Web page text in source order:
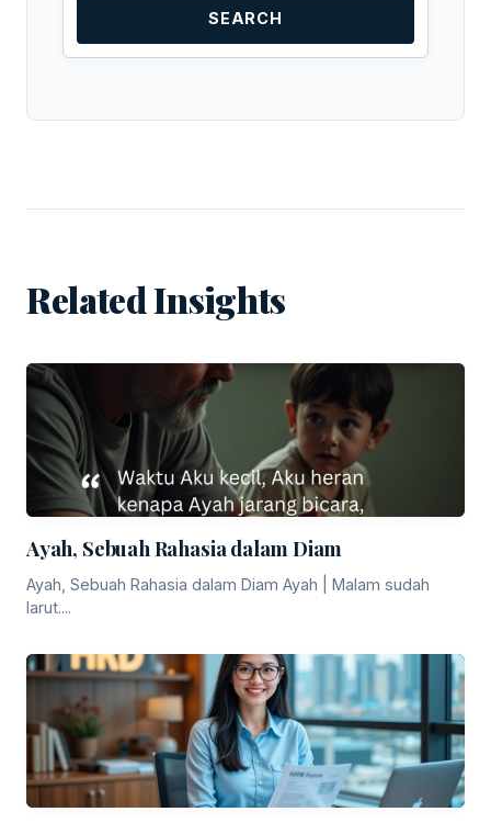
SEARCH
Related Insights
Ayah, Sebuah Rahasia dalam Diam
Ayah, Sebuah Rahasia dalam Diam Ayah | Malam sudah
larut....